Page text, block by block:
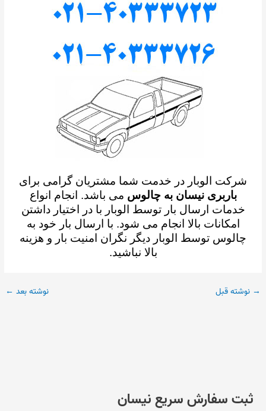
شرکت الوبار در خدمت شما مشتریان گرامی برای
باربری نیسان به چالوس می باشد. انجام انواع
خدمات ارسال بار توسط الوبار با در اختیار داشتن
امکانات بالا انجام می شود. با ارسال بار خود به
چالوس توسط الوبار دیگر نگران امنیت بار و هزینه
بالا نباشید.
→ نوشته قبل نوشته بعد ←
ثبت سفارش سریع نیسان